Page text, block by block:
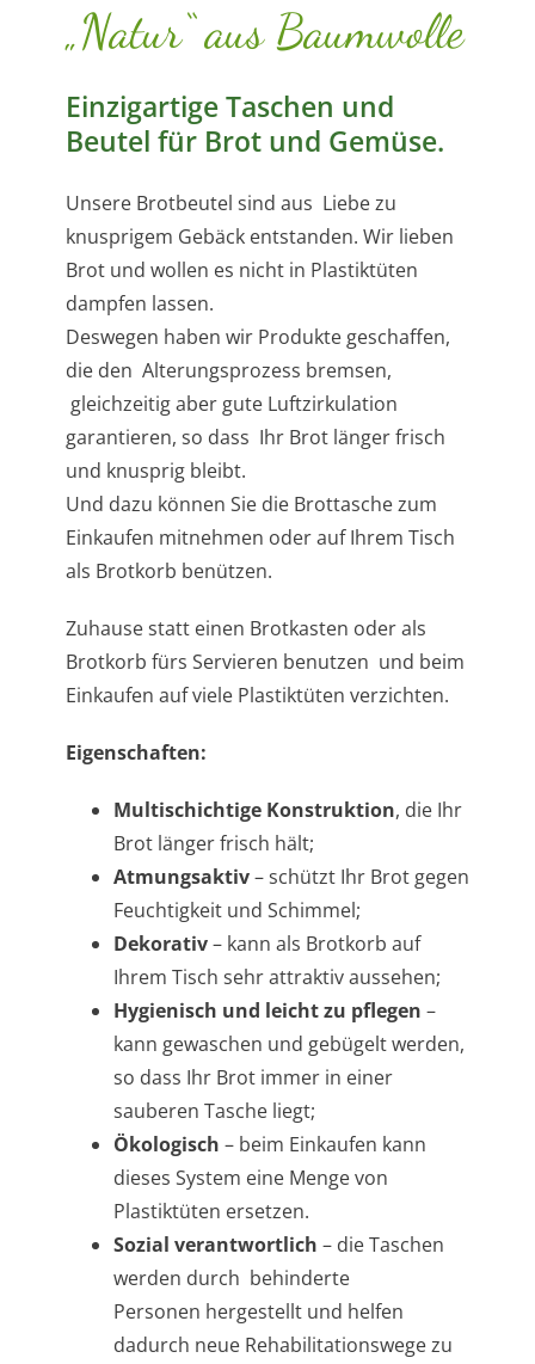
„Natur“ aus Baumwolle
Einzigartige Taschen und
Beutel für Brot und Gemüse.
Unsere Brotbeutel sind aus Liebe zu
knusprigem Gebäck entstanden. Wir lieben
Brot und wollen es nicht in Plastiktüten
dampfen lassen.
Deswegen haben wir Produkte geschaffen,
die den Alterungsprozess bremsen,
gleichzeitig aber gute Luftzirkulation
garantieren, so dass Ihr Brot länger frisch
und knusprig bleibt.
Und dazu können Sie die Brottasche zum
Einkaufen mitnehmen oder auf Ihrem Tisch
als Brotkorb benützen.
Zuhause statt einen Brotkasten oder als
Brotkorb fürs Servieren benutzen und beim
Einkaufen auf viele Plastiktüten verzichten.
Eigenschaften:
Multischichtige Konstruktion, die Ihr
Brot länger frisch hält;
Atmungsaktiv– schützt Ihr Brot gegen
Feuchtigkeit und Schimmel;
Dekorativ– kann als Brotkorb auf
Ihrem Tisch sehr attraktiv aussehen;
Hygienisch und leicht zu pflegen –
kann gewaschen und gebügelt werden,
so dass Ihr Brot immer in einer
sauberen Tasche liegt;
Ökologisch – beim Einkaufen kann
dieses System eine Menge von
Plastiktüten ersetzen.
Sozial verantwortlich – die Taschen
werden durch behinderte
Personen hergestellt und helfen
dadurch neue Rehabilitationswege zu